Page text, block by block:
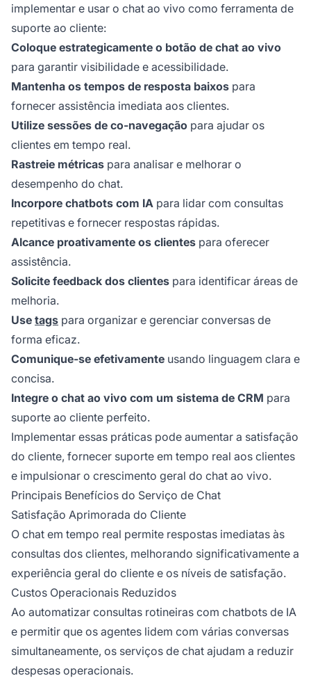
implementar e usar o chat ao vivo como ferramenta de
suporte ao cliente:
Coloque estrategicamente o botão de chat ao vivo
para garantir visibilidade e acessibilidade.
Mantenha os tempos de resposta baixos para
fornecer assistência imediata aos clientes.
Utilize sessões de co-navegação para ajudar os
clientes em tempo real.
Rastreie métricas para analisar e melhorar o
desempenho do chat.
Incorpore chatbots com IA para lidar com consultas
repetitivas e fornecer respostas rápidas.
Alcance proativamente os clientes para oferecer
assistência.
Solicite feedback dos clientes para identificar áreas de
melhoria.
Use tags para organizar e gerenciar conversas de
forma eficaz.
Comunique-se efetivamente usando linguagem clara e
concisa.
Integre o chat ao vivo com um sistema de CRM para
suporte ao cliente perfeito.
Implementar essas práticas pode aumentar a satisfação
do cliente, fornecer suporte em tempo real aos clientes
e impulsionar o crescimento geral do chat ao vivo.
Principais Benefícios do Serviço de Chat
Satisfação Aprimorada do Cliente
O chat em tempo real permite respostas imediatas às
consultas dos clientes, melhorando significativamente a
experiência geral do cliente e os níveis de satisfação.
Custos Operacionais Reduzidos
Ao automatizar consultas rotineiras com chatbots de IA
e permitir que os agentes lidem com várias conversas
simultaneamente, os serviços de chat ajudam a reduzir
despesas operacionais.